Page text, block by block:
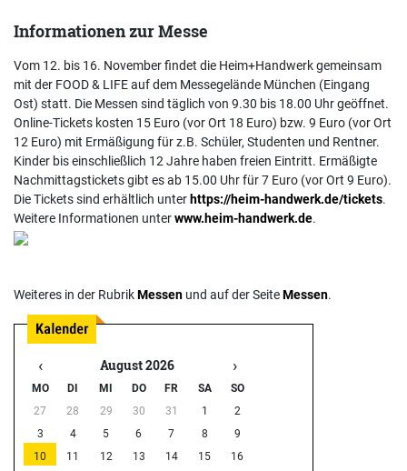
Informationen zur Messe
Vom 12. bis 16. November findet die Heim+Handwerk gemeinsam
mit der FOOD & LIFE auf dem Messegelände München (Eingang
Ost) statt. Die Messen sind täglich von 9.30 bis 18.00 Uhr geöffnet.
Online-Tickets kosten 15 Euro (vor Ort 18 Euro) bzw. 9 Euro (vor Ort
12 Euro) mit Ermäßigung für z.B. Schüler, Studenten und Rentner.
Kinder bis einschließlich 12 Jahre haben freien Eintritt. Ermäßigte
Nachmittagstickets gibt es ab 15.00 Uhr für 7 Euro (vor Ort 9 Euro).
Die Tickets sind erhältlich unter https://heim-handwerk.de/tickets.
Weitere Informationen unterwww.heim-handwerk.de.
Weiteres in der RubrikMessen und auf der SeiteMessen.
‹ August 2026 ›
MO DI MI DO FR SA
SO
27
28 29 30 31 1
2
3
4 5 6 7 8
9
10
11 12 13 14 15
16